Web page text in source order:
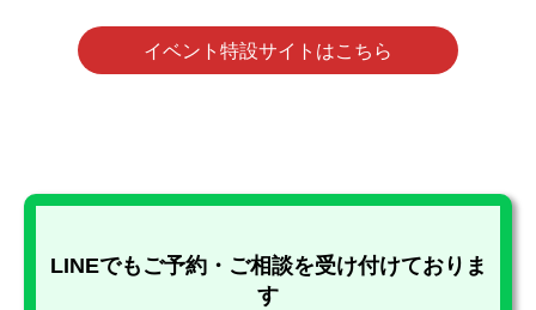
イベント特設サイトはこちら
LINEでもご予約・ご相談を受け付けておりま
す